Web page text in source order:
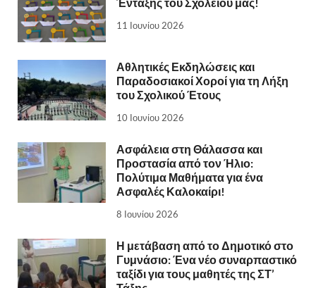
11 Ιουνίου 2026
Αθλητικές Εκδηλώσεις και
Παραδοσιακοί Χοροί για τη Λήξη
του Σχολικού Έτους
10 Ιουνίου 2026
Ασφάλεια στη Θάλασσα και
Προστασία από τον Ήλιο:
Πολύτιμα Μαθήματα για ένα
Ασφαλές Καλοκαίρι!
8 Ιουνίου 2026
Η μετάβαση από το Δημοτικό στο
Γυμνάσιο: Ένα νέο συναρπαστικό
ταξίδι για τους μαθητές της ΣΤ’